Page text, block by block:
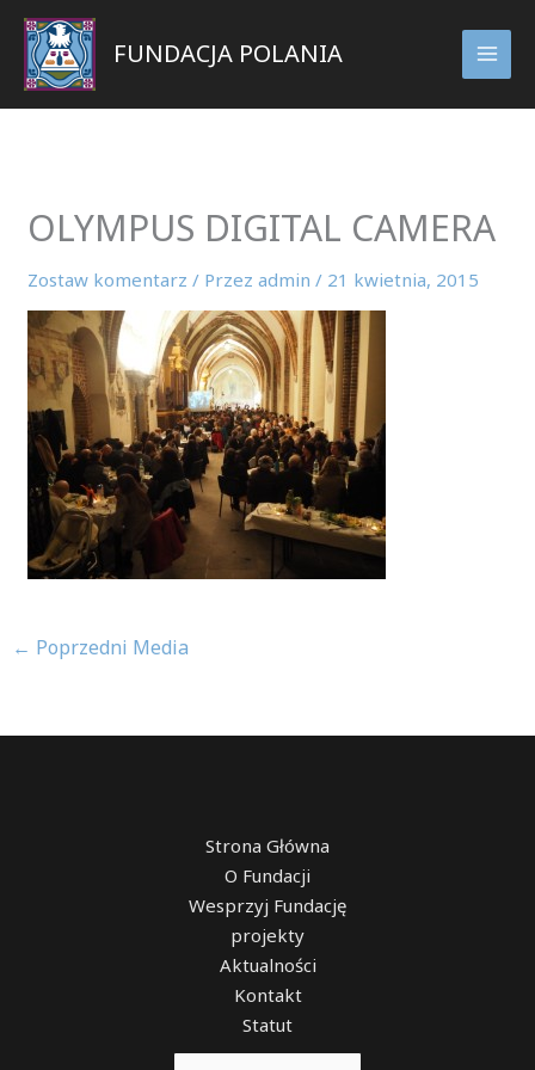
Przejdź
treści
FUNDACJA POLANIA
OLYMPUS DIGITAL CAMERA
Zostaw komentarz / Przezadmin/ 21 kwietnia, 2015
← Poprzedni Media
Strona Główna
O Fundacji
Wesprzyj Fundację
projekty
Aktualności
Kontakt
Statut